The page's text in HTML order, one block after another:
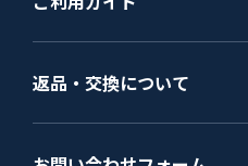
返品・交換について